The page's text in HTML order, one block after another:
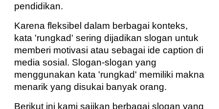
pendidikan.
Karena fleksibel dalam berbagai konteks,
kata 'rungkad' sering dijadikan slogan untuk
memberi motivasi atau sebagai ide caption di
media sosial. Slogan-slogan yang
menggunakan kata 'rungkad' memiliki makna
menarik yang disukai banyak orang.
Berikut ini kami sajikan berbagai slogan yang